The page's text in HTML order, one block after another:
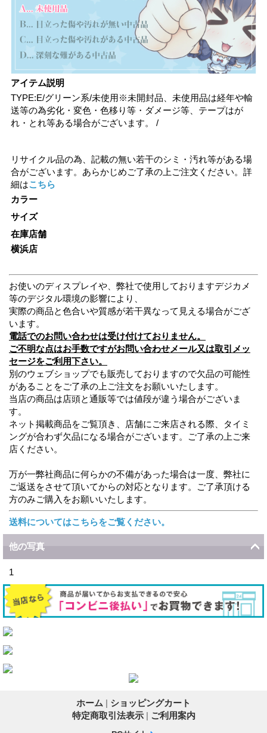
アイテム説明
TYPE:E/グリーン系/未使用※未開封品、未使用品は経年や輸
送等の為劣化・変色・色移り等・ダメージ等、テープはが
れ・とれ等ある場合がございます。 /
リサイクル品の為、記載の無い若干のシミ・汚れ等がある場
合がございます。あらかじめご了承の上ご注文ください。詳
細はこちら
カラー
サイズ
在庫店舗
横浜店
お使いのディスプレイや、弊社で使用しておりますデジカメ
等のデジタル環境の影響により、
実際の商品と色合いや質感が若干異なって見える場合がござ
います。
電話でのお問い合わせは受け付けておりません。
ご不明な点はお手数ですがお問い合わせメール又は取引メッ
セージをご利用下さい。
別のウェブショップでも販売しておりますので欠品の可能性
があることをご了承の上ご注文をお願いいたします。
当店の商品は店頭と通販等では値段が違う場合がございま
す。
ネット掲載商品をご覧頂き、店舗にご来店される際、タイミ
ングが合わず欠品になる場合がございます。ご了承の上ご来
店ください。
万が一弊社商品に何らかの不備があった場合は一度、弊社に
ご返送をさせて頂いてからの対応となります。ご了承頂ける
方のみご購入をお願いいたします。
送料についてはこちらをご覧ください。
他の写真
1
ホーム | ショッピングカート
特定商取引法表示 | ご利用案内